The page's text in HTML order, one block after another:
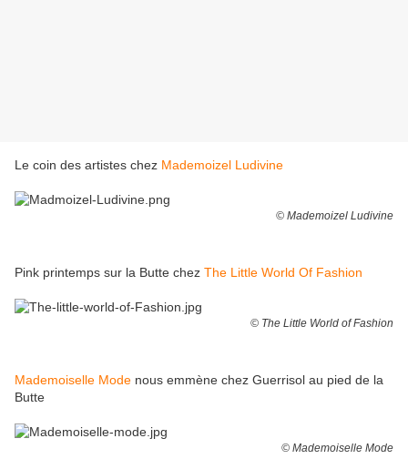
Le coin des artistes chez Mademoizel Ludivine
© Mademoizel Ludivine
Pink printemps sur la Butte chez The Little World Of Fashion
© The Little World of Fashion
Mademoiselle Mode nous emmène chez Guerrisol au pied de la
Butte
© Mademoiselle Mode